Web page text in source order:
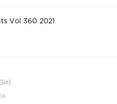
Vol 360 2021